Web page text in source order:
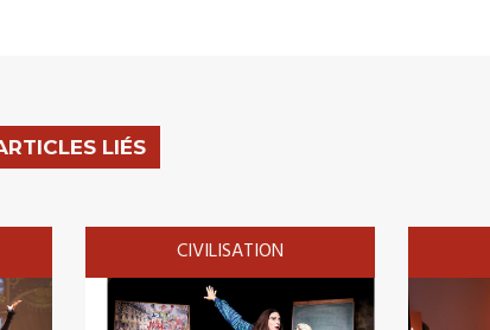
LIÉS
CIVILISATION